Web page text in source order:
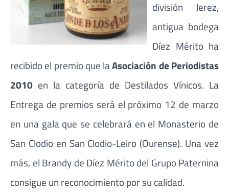
división Jerez,
antigua bodega
Díez Mérito ha
recibido el premio que laAsociación de Periodistas
2010 en la categoría de Destilados Vínicos. La
Entrega de premios será el próximo 12 de marzo
en una gala que se celebrará en el Monasterio de
San Clodio en San Clodio-Leiro (Ourense). Una vez
más, el Brandy de Díez Mérito del Grupo Paternina
consigue un reconocimiento por su calidad.